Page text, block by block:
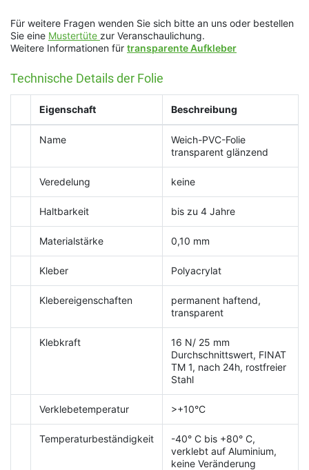
Für weitere Fragen wenden Sie sich bitte an uns oder bestellen
Sie eine Mustertüte zur Veranschaulichung.
Weitere Informationen für transparente Aufkleber
Technische Details der Folie
Eigenschaft Beschreibung
Name
Weich-PVC-Folie
transparent glänzend
Veredelung keine
Haltbarkeit bis zu 4 Jahre
Materialstärke 0,10 mm
Kleber Polyacrylat
Klebereigenschaften
permanent haftend,
transparent
Klebkraft
16 N/ 25 mm
Durchschnittswert, FINAT
TM 1, nach 24h, rostfreier
Stahl
Verklebetemperatur >+10°C
Temperaturbeständigkeit
-40° C bis +80° C,
verklebt auf Aluminium,
keine Veränderung